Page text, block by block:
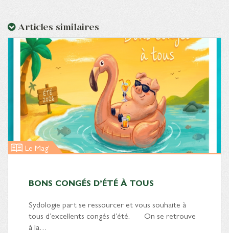
Articles similaires
Le Mag'
BONS CONGÉS D’ÉTÉ À TOUS
Sydologie part se ressourcer et vous souhaite à
tous d’excellents congés d’été. On se retrouve
à la…